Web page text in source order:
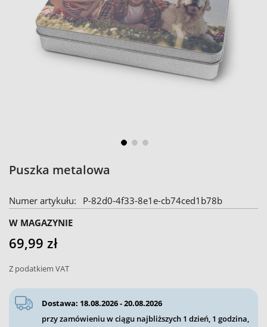
Puszka metalowa
Numer artykułu
P-82d0-4f33-8e1e-cb74ced1b78b
W MAGAZYNIE
69,99 zł
Z podatkiem VAT
Dostawa: 18.08.2026 - 20.08.2026
przy zamówieniu w ciągu najbliższych 1 dzień, 1 godzina,
to
beginning
of
images
gallery